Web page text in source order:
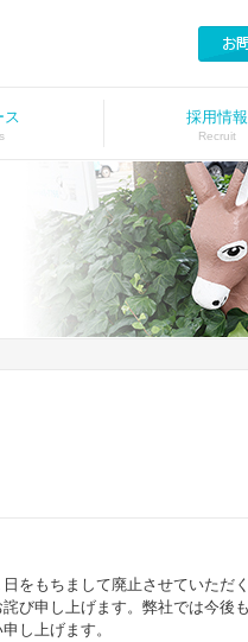
ス 採用情報
Recruit
をもちまして廃止させていただ
び申し上げます。弊社では今後
し上げます。